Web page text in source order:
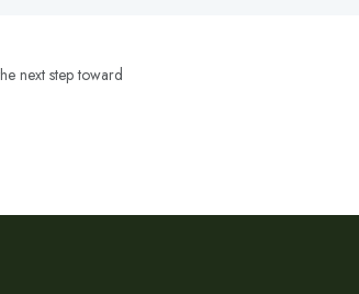
next step toward